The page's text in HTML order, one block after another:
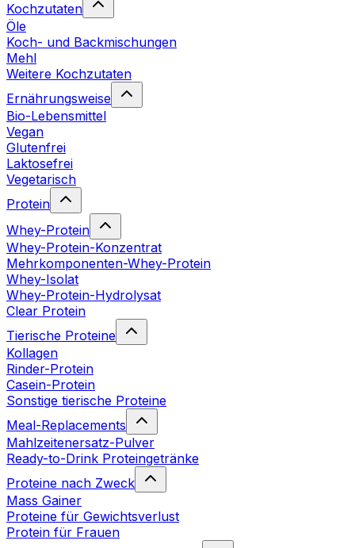
Kochzutaten
Öle
Koch- und Backmischungen
Mehl
Weitere Kochzutaten
Ernährungsweise
Bio-Lebensmittel
Vegan
Glutenfrei
Laktosefrei
Vegetarisch
Protein
Whey-Protein
Whey-Protein-Konzentrat
Mehrkomponenten-Whey-Protein
Whey-Isolat
Whey-Protein-Hydrolysat
Clear Protein
Tierische Proteine
Kollagen
Rinder-Protein
Casein-Protein
Sonstige tierische Proteine
Meal-Replacements
Mahlzeitenersatz-Pulver
Ready-to-Drink Proteingetränke
Proteine nach Zweck
Mass Gainer
Proteine für Gewichtsverlust
Protein für Frauen